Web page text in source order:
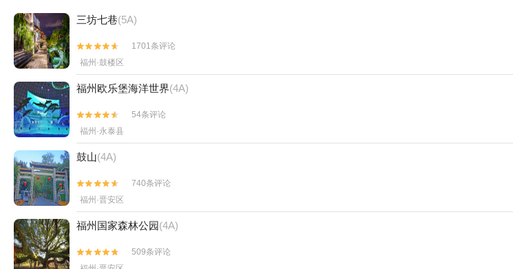
三坊七巷(5A)


1701条评论
福州·鼓楼区
福州欧乐堡海洋世界(4A)


54条评论
福州·永泰县
鼓山(4A)


740条评论
福州·晋安区
福州国家森林公园(4A)


509条评论